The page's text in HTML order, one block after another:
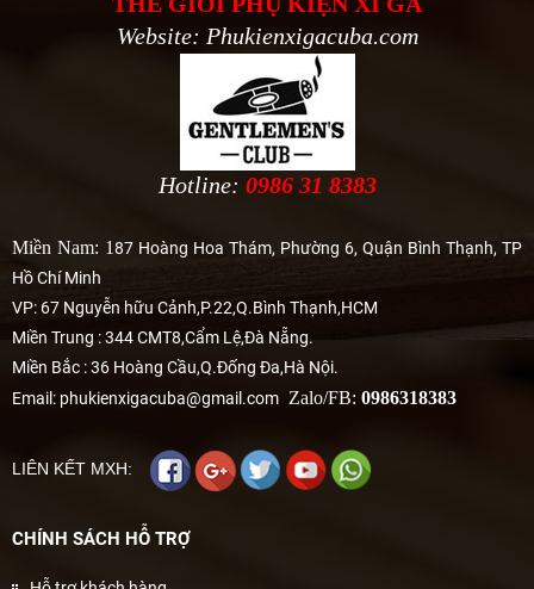
Website: Phukienxigacuba.com
Hotline: 0986 31 8383
Miền Nam: 187 Hoàng Hoa Thám, Phường 6, Quận Bình Thạnh, TP
Hồ Chí Minh
VP: 67 Nguyễn hữu Cảnh,P.22,Q.Bình Thạnh,HCM
Miền Trung : 344 CMT8,Cẩm Lệ,Đà Nẵng.
Miền Bắc : 36 Hoàng Cầu,Q.Đống Đa,Hà Nội.
Email: phukienxigacuba@gmail.com Zalo/FB: 0986318383
LIÊN KẾT MXH:
CHÍNH SÁCH HỖ TRỢ